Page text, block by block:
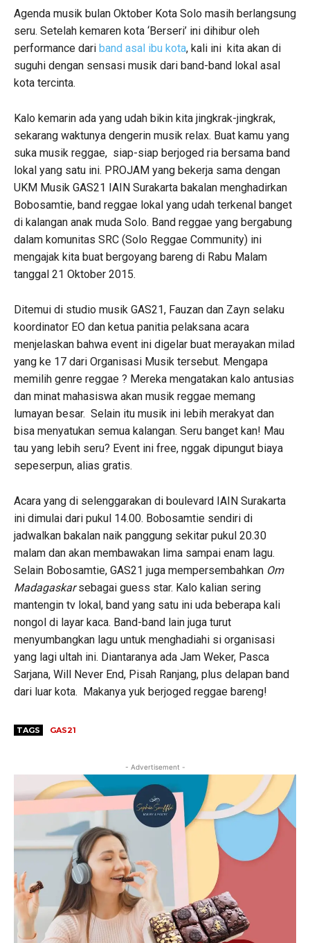
Agenda musik bulan Oktober Kota Solo masih berlangsung
seru. Setelah kemaren kota ‘Berseri’ ini dihibur oleh
performance dari band asal ibu kota, kali ini kita akan di
suguhi dengan sensasi musik dari band-band lokal asal
kota tercinta.
Kalo kemarin ada yang udah bikin kita jingkrak-jingkrak,
sekarang waktunya dengerin musik relax. Buat kamu yang
suka musik reggae, siap-siap berjoged ria bersama band
lokal yang satu ini. PROJAM yang bekerja sama dengan
UKM Musik GAS21 IAIN Surakarta bakalan menghadirkan
Bobosamtie, band reggae lokal yang udah terkenal banget
di kalangan anak muda Solo. Band reggae yang bergabung
dalam komunitas SRC (Solo Reggae Community) ini
mengajak kita buat bergoyang bareng di Rabu Malam
tanggal 21 Oktober 2015.
Ditemui di studio musik GAS21, Fauzan dan Zayn selaku
koordinator EO dan ketua panitia pelaksana acara
menjelaskan bahwa event ini digelar buat merayakan milad
yang ke 17 dari Organisasi Musik tersebut. Mengapa
memilih genre reggae ? Mereka mengatakan kalo antusias
dan minat mahasiswa akan musik reggae memang
lumayan besar. Selain itu musik ini lebih merakyat dan
bisa menyatukan semua kalangan. Seru banget kan! Mau
tau yang lebih seru? Event ini free, nggak dipungut biaya
sepeserpun, alias gratis.
Acara yang di selenggarakan di boulevard IAIN Surakarta
ini dimulai dari pukul 14.00. Bobosamtie sendiri di
jadwalkan bakalan naik panggung sekitar pukul 20.30
malam dan akan membawakan lima sampai enam lagu.
Selain Bobosamtie, GAS21 juga mempersembahkan Om
Madagaskarsebagai guess star. Kalo kalian sering
mantengin tv lokal, band yang satu ini uda beberapa kali
nongol di layar kaca. Band-band lain juga turut
menyumbangkan lagu untuk menghadiahi si organisasi
yang lagi ultah ini. Diantaranya ada Jam Weker, Pasca
Sarjana, Will Never End, Pisah Ranjang, plus delapan band
dari luar kota. Makanya yuk berjoged reggae bareng!
TAGS GAS21
- Advertisement -